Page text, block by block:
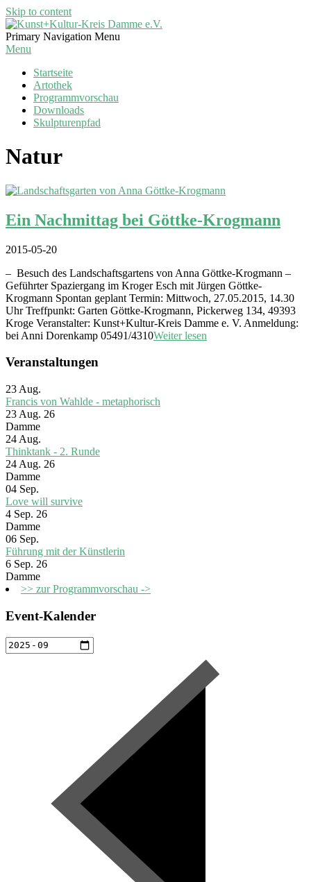
Skip to content
Kunst+Kultur-
Kreis
Primary Navigation Menu
Menu
Startseite
Artothek
Programmvorschau
Downloads
Skulpturenpfad
Natur
Ein Nachmittag bei Göttke-Krogmann
2015-05-20
– Besuch des Landschaftsgartens von Anna Göttke-Krogmann –
Geführter Spaziergang im Kroger Esch mit Jürgen Göttke-
Krogmann Spontan geplant Termin: Mittwoch, 27.05.2015, 14.30
Uhr Treffpunkt: Garten Göttke-Krogmann, Pickerweg 134, 49393
Kroge Veranstalter: Kunst+Kultur-Kreis Damme e. V. Anmeldung:
bei Anni Dorenkamp 05491/4310Weiter lesen
Veranstaltungen
23 Aug.
Francis von Wahlde - metaphorisch
23 Aug. 26
Damme
24 Aug.
Thinktank - 2. Runde
24 Aug. 26
Damme
04 Sep.
Love will survive
4 Sep. 26
Damme
06 Sep.
Führung mit der Künstlerin
6 Sep. 26
Damme
>> zur Programmvorschau ->
Event-Kalender